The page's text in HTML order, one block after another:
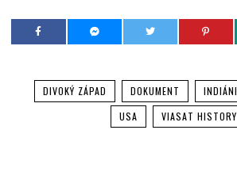
DIVOKÝ ZÁPAD DOKUMENT INDIÁNI
USA
VIASAT HISTORY